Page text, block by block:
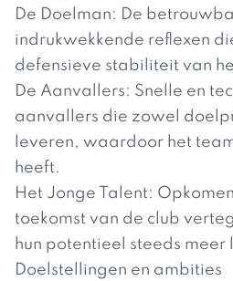
De Doelman: De
indrukwekkende reflexen
defensieve stabiliteit van
De Aanvallers: Snelle en
aanvallers die zowel
leveren, waardoor het
heeft.
Het Jonge Talent:
toekomst van de club
hun potentieel steeds meer
Doelstellingen en ambities